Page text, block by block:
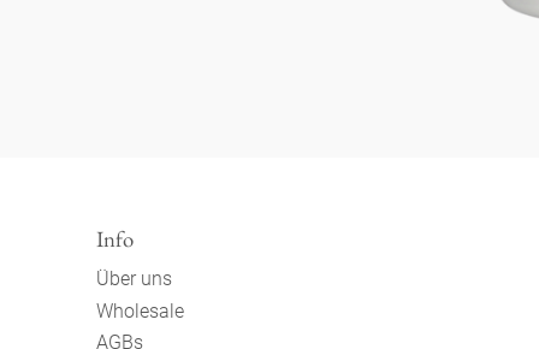
Info
Über uns
Wholesale
AGBs